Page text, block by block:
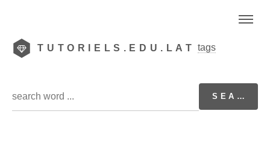
TUTORIELS.EDU.LAT tags